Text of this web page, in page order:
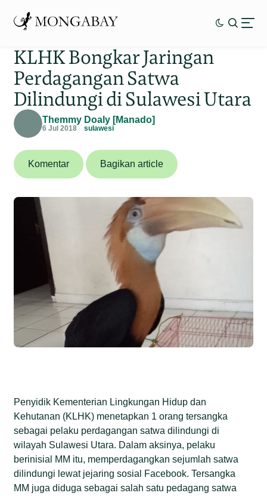
KLHK Bongkar Jaringan
Perdagangan Satwa
Dilindungi di Sulawesi Utara
Themmy Doaly [Manado]
6 Jul 2018 sulawesi
Komentar Bagikan article
Penyidik Kementerian Lingkungan Hidup dan
Kehutanan (KLHK) menetapkan 1 orang tersangka
sebagai pelaku perdagangan satwa dilindungi di
wilayah Sulawesi Utara. Dalam aksinya, pelaku
berinisial MM itu, memperdagangkan sejumlah satwa
dilindungi lewat jejaring sosial Facebook. Tersangka
MM juga diduga sebagai salah satu pedagang satwa